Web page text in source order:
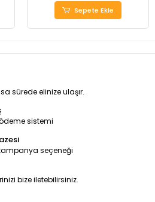
Sepete Ekle
sürede elinize ulaşır.
sistemi
seçeneği
bize iletebilirsiniz.